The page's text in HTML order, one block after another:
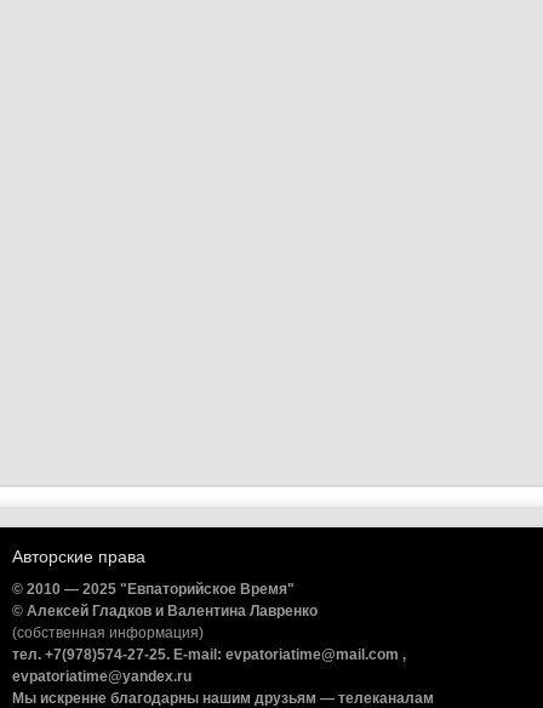
Авторские права
© 2010 — 2025 "Евпаторийское Время"
© Алексей Гладков и Валентина Лавренко
(собственная информация)
тел. +7(978)574-27-25. E-mail: evpatoriatime@mail.com ,
evpatoriatime@yandex.ru
Мы искренне благодарны нашим друзьям — телеканалам